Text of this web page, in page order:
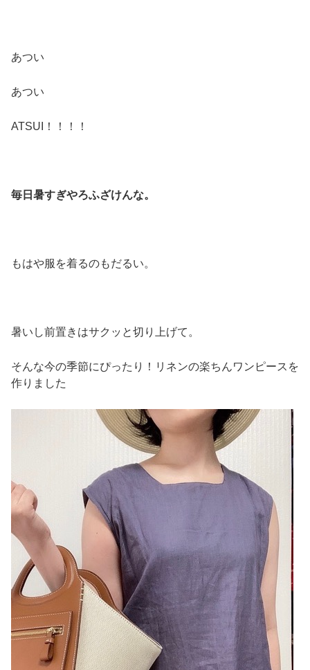
あつい
あつい
ATSUI！！！！
毎日暑すぎやろふざけんな。
もはや服を着るのもだるい。
暑いし前置きはサクッと切り上げて。
そんな今の季節にぴったり！リネンの楽ちんワンピースを
作りました